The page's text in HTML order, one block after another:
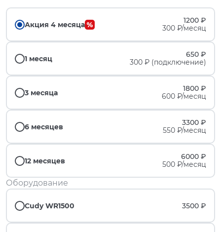
Акция 4 месяца
1200 ₽
300 ₽/месяц
1 месяц
650 ₽
300 ₽ (подключение)
3 месяца
1800 ₽
600 ₽/месяц
6 месяцев
3300 ₽
550 ₽/месяц
12 месяцев
6000 ₽
500 ₽/месяц
Оборудование
Cudy WR1500 3500 ₽